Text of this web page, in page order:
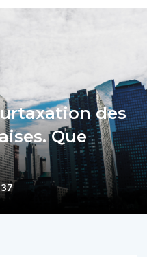
des
Que
37